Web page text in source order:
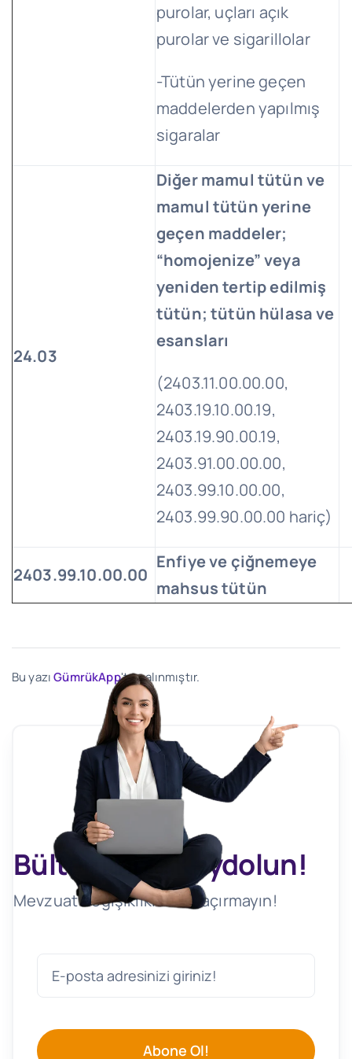
purolar, uçları açık
purolar ve sigarillolar
-Tütün yerine geçen
maddelerden yapılmış
sigaralar
24.03
Diğer mamul tütün ve
mamul tütün yerine
geçen maddeler;
“homojenize” veya
yeniden tertip edilmiş
tütün; tütün hülasa ve
esansları
(2403.11.00.00.00,
2403.19.10.00.19,
2403.19.90.00.19,
2403.91.00.00.00,
2403.99.10.00.00,
2403.99.90.00.00 hariç)
2403.99.10.00.00
Enfiye ve çiğnemeye
mahsus tütün
Bu yazıGümrükApp'ten alınmıştır.
Bültenimize Kaydolun!
Mevzuat Değişikliklerini Kaçırmayın!
Abone Ol!